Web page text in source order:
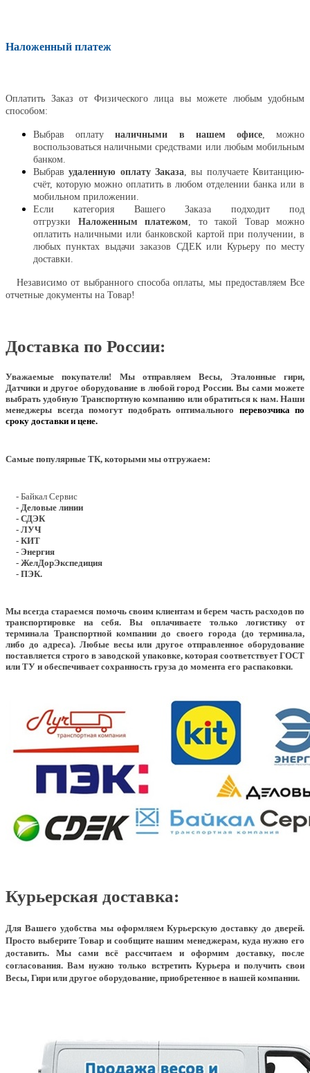
Наложенный платеж
Оплатить Заказ от Физического лица вы можете любым удобным
способом:
Выбрав оплатуналичными в нашем офисе, можно
воспользоваться наличными средствами или любым мобильным
банком.
Выбравудаленную оплату Заказа , вы получаете Квитанцию-
счёт, которую можно оплатить в любом отделении банка или в
мобильном приложении.
Если категория Вашего Заказа подходит под
отгрузки Наложенным платежом , то такой Товар можно
оплатить наличными или банковской картой при получении, в
любых пунктах выдачи заказов СДЕК или Курьеру по месту
доставки.
Независимо от выбранного способа оплаты, мы предоставляем Все
отчетные документы на Товар!
Доставка по России:
Уважаемые покупатели! Мы отправляем Весы, Эталонные гири,
Датчики и другое оборудование в любой город России. Вы сами можете
выбрать удобную Транспортную компанию или обратиться к нам. Наши
менеджеры всегда помогут подобрать оптимального перевозчика по
сроку доставки и цене.
Самые популярные ТК, которыми мы отгружаем:
- Байкал Сервис
- Деловые линии
- СДЭК
- ЛУЧ
- КИТ
- Энергия
- ЖелДорЭкспедиция
- ПЭК.
Мы всегда стараемся помочь своим клиентам и берем часть расходов по
транспортировке на себя. Вы оплачиваете только логистику от
терминала Транспортной компании до своего города (до терминала,
либо до адреса). Любые весы или другое отправленное оборудование
поставляется строго в заводской упаковке, которая соответствует ГОСТ
или ТУ и обеспечивает сохранность груза до момента его распаковки.
Курьерская доставка:
Для Вашего удобства мы оформляем Курьерскую доставку до дверей.
Просто выберите Товар и сообщите нашим менеджерам, куда нужно его
доставить. Мы сами всё рассчитаем и оформим доставку, после
согласования. Вам нужно только встретить Курьера и получить свои
Весы, Гири или другое оборудование, приобретенное в нашей компании.